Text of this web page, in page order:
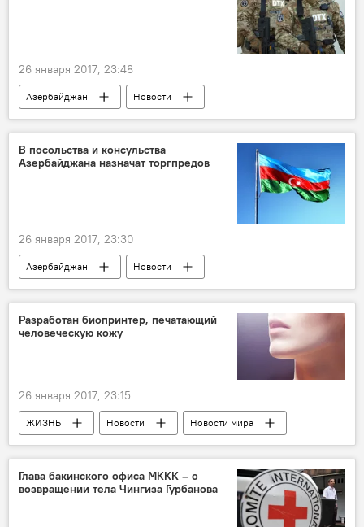
26 января 2017, 23:48
Азербайджан Новости
В посольства и консульства
Азербайджана назначат торгпредов
26 января 2017, 23:30
Азербайджан Новости
Разработан биопринтер, печатающий
человеческую кожу
26 января 2017, 23:15
ЖИЗНЬ Новости Новости мира
Глава бакинского офиса МККК – о
возвращении тела Чингиза Гурбанова